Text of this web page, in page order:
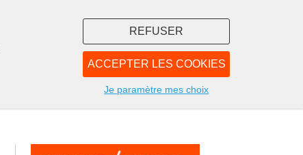
ACCEPTER LES COOKIES
REFUSER
Je paramètre mes choix
NOUS